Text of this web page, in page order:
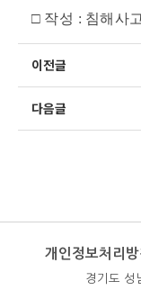
□ 작성 : 침해사
이전글
다음글
개인정보처리방
경기도 성